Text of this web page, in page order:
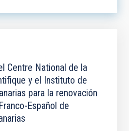
Centre National de la
y el Instituto de
para la renovación
Español de